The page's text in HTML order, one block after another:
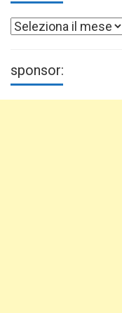
Archivi
sponsor: